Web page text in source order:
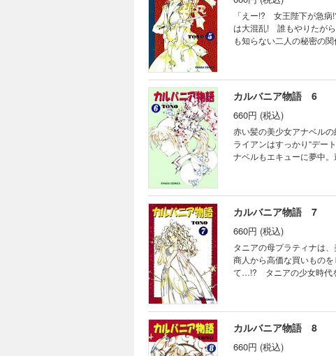
「えー!? 女王陛下が急病
は大混乱! 誰もやりたがら
も知らない二人の秘密の
カルバニア物語 6
660円 (税込)
赤い髪の美少女アナベル
ライアンはすっかり“デー
ナベルもエキューに夢中
カルバニア物語 7
660円 (税込)
タニアの母プラティナは
商人から高価な買いもの
て…!? タニアの少女時代
カルバニア物語 8
660円 (税込)